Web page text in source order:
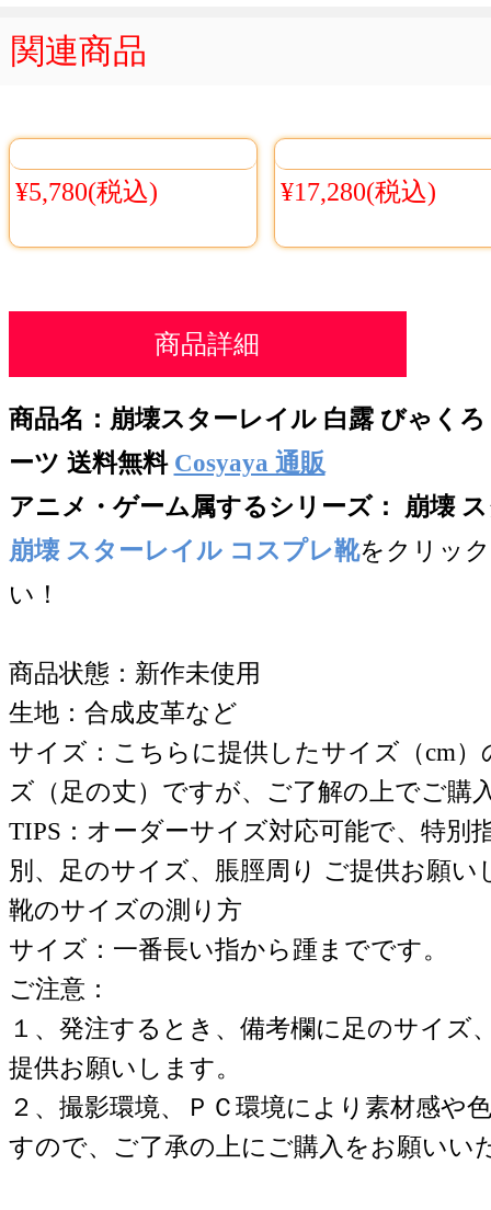
関連商品
¥5,780(税込) ¥17,280(税込)
商品詳細
商品名：崩壊スターレイル 白露 びゃく
ーツ 送料無料 Cosyaya 通販
アニメ・ゲーム属するシリーズ： 崩壊
崩壊 スターレイルコスプレ靴をクリッ
い！
商品状態：新作未使用
生地：合成皮革など
サイズ：こちらに提供したサイズ（cm
ズ（足の丈）ですが、ご了解の上でご購
TIPS：オーダーサイズ対応可能で、特別
別、足のサイズ、脹脛周り ご提供お願い
靴のサイズの測り方
サイズ：一番長い指から踵までです。
ご注意：
１、発注するとき、備考欄に足のサイズ
提供お願いします。
２、撮影環境、ＰＣ環境により素材感や
すので、ご了承の上にご購入をお願いい